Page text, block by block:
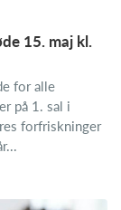
15. maj kl.
for alle
på 1. sal i
forfriskninger